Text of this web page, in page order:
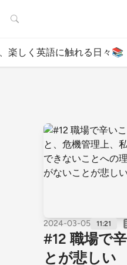
検索
楽しく英語に触れる日々📚
2024-03-05 11:21
#12 職場で
とが悲しい